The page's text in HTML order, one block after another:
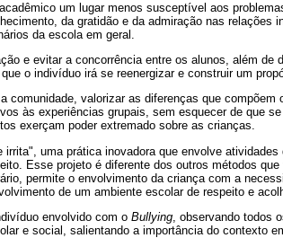
um lugar menos susceptível aos
da gratidão e da admiração nas relações
da escola em geral.
e evitar a concorrência entre os alunos, além de
o indivíduo irá se reenergizar e construir um
comunidade, valorizar as diferenças que compõem
às experiências grupais, sem esquecer de que
exerçam poder extremado sobre as crianças.
uma prática inovadora que envolve
Esse projeto é diferente dos outros métodos
permite o envolvimento da criança com a
de um ambiente escolar de respeito e
envolvido com o Bullying , observando todos
e social, salientando a importância do contexto